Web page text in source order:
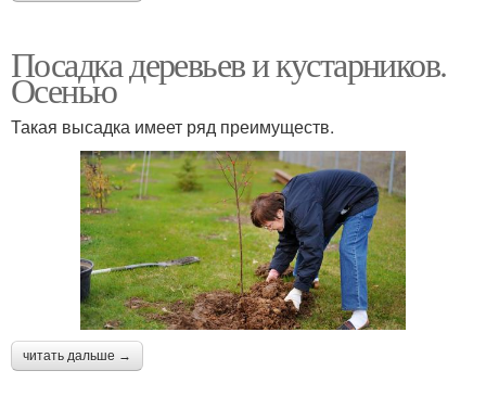
Посадка деревьев и кустарников.
Осенью
Такая высадка имеет ряд преимуществ.
читать дальше →